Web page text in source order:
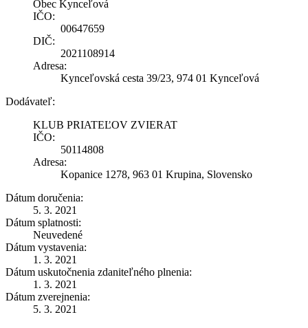
Obec Kynceľová
IČO:
00647659
DIČ:
2021108914
Adresa:
Kynceľovská cesta 39/23, 974 01 Kynceľová
Dodávateľ:
KLUB PRIATEĽOV ZVIERAT
IČO:
50114808
Adresa:
Kopanice 1278, 963 01 Krupina, Slovensko
Dátum doručenia:
5. 3. 2021
Dátum splatnosti:
Neuvedené
Dátum vystavenia:
1. 3. 2021
Dátum uskutočnenia zdaniteľného plnenia:
1. 3. 2021
Dátum zverejnenia:
5. 3. 2021